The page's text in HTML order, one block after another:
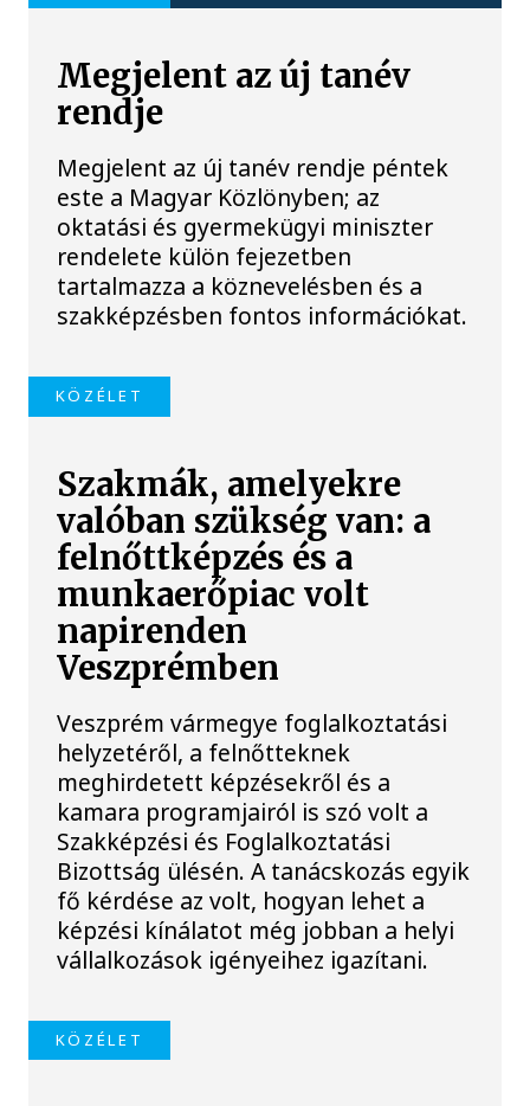
Megjelent az új tanév
rendje
Megjelent az új tanév rendje péntek
este a Magyar Közlönyben; az
oktatási és gyermekügyi miniszter
rendelete külön fejezetben
tartalmazza a köznevelésben és a
szakképzésben fontos információkat.
KÖZÉLET
Szakmák, amelyekre
valóban szükség van: a
felnőttképzés és a
munkaerőpiac volt
napirenden
Veszprémben
Veszprém vármegye foglalkoztatási
helyzetéről, a felnőtteknek
meghirdetett képzésekről és a
kamara programjairól is szó volt a
Szakképzési és Foglalkoztatási
Bizottság ülésén. A tanácskozás egyik
fő kérdése az volt, hogyan lehet a
képzési kínálatot még jobban a helyi
vállalkozások igényeihez igazítani.
KÖZÉLET